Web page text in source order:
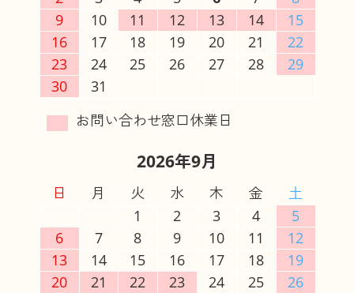
9
10 11 12 13 14
15
16
17 18 19 20 21
22
23
24 25 26 27 28
29
30
31
2026年9月
日 月 火 水 木 金
土
1
2 3 4
5
6
7 8 9 10 11
12
13
14 15 16 17 18
19
20
21 22 23 24 25
26